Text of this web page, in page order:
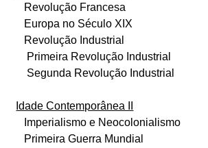
Revolução Francesa
Europa no Século XIX
Revolução Industrial
Primeira Revolução Industrial
Segunda Revolução Industrial
Idade Contemporânea II
Imperialismo e Neocolonialismo
Primeira Guerra Mundial